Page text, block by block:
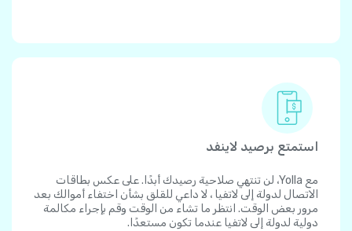
استمتع برصيد لاينفد
مع Yolla، لن تنتهي صلاحية رصيدك أبدًا. على عكس بطاقات
الاتصال لدولة إلى لاتفيا ، لا داعي للقلق بشأن اختفاء أموالك بعد
مرور بعض الوقت. انتظر ما تشاء من الوقت وقم بإجراء مكالمة
دولية لدولة إلى لاتفيا عندما تكون مستعدًا.